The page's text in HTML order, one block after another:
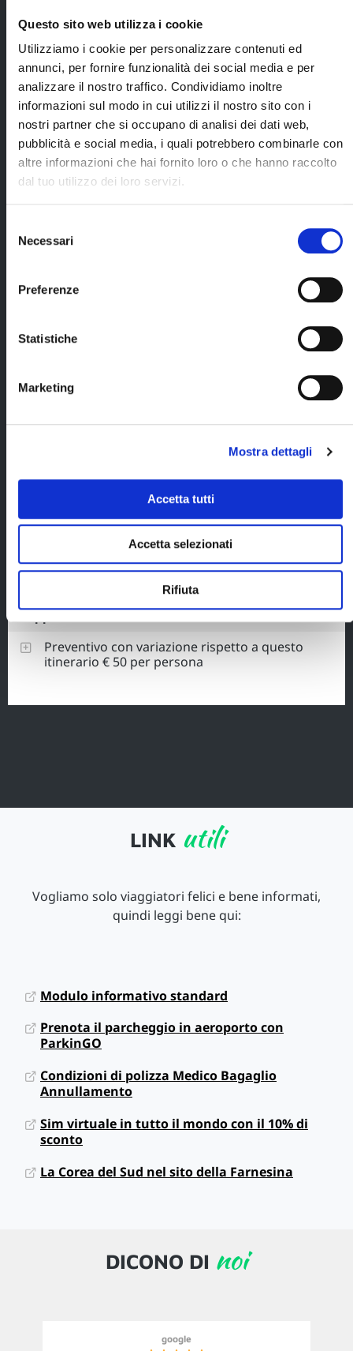
Questo sito web utilizza i cookie
Utilizziamo i cookie per personalizzare contenuti ed
annunci, per fornire funzionalità dei social media e per
analizzare il nostro traffico. Condividiamo inoltre
informazioni sul modo in cui utilizzi il nostro sito con i
nostri partner che si occupano di analisi dei dati web,
pubblicità e social media, i quali potrebbero combinarle con
altre informazioni che hai fornito loro o che hanno raccolto
dal tuo utilizzo dei loro servizi.
delNecessari
Preferenze
Statistiche
Marketing
Mostra dettagli
Accetta tutti
Accetta selezionati
Rifiuta
successivo
ora
6 pernottamenti
a Seoul all'hotel
Ibis Style in
camera
standard;
documenti di
viaggio digitali ed
Gli Hotel indicati possono essere sostituiti con
Hotel di pari categoria. E' bene tenere presente
interessati al noleggio del WIFI portatile o delle
SIM.
Voli a/r da Roma o Milano in classe economica
(con scalo)
Costi fissi di prenotazione/assicurazione circa
Pasti non menzionati, bevande, escursioni
tutto quanto non espressamente indicato alla
voce “la quota comprende"
Preventivo con variazione rispetto a questo
itinerario € 50 per persona
LINK utili
Vogliamo solo viaggiatori felici e bene informati,
quindi leggi bene qui:
Modulo informativo standard
Prenota il parcheggio in aeroporto con
ParkinGO
Condizioni di polizza Medico Bagaglio
Annullamento
Sim virtuale in tutto il mondo con il 10% di
sconto
La Corea del Sud nel sito della Farnesina
DICONO DI noi
google